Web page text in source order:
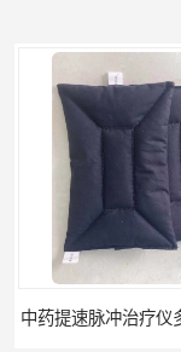
中药提速脉冲治疗仪